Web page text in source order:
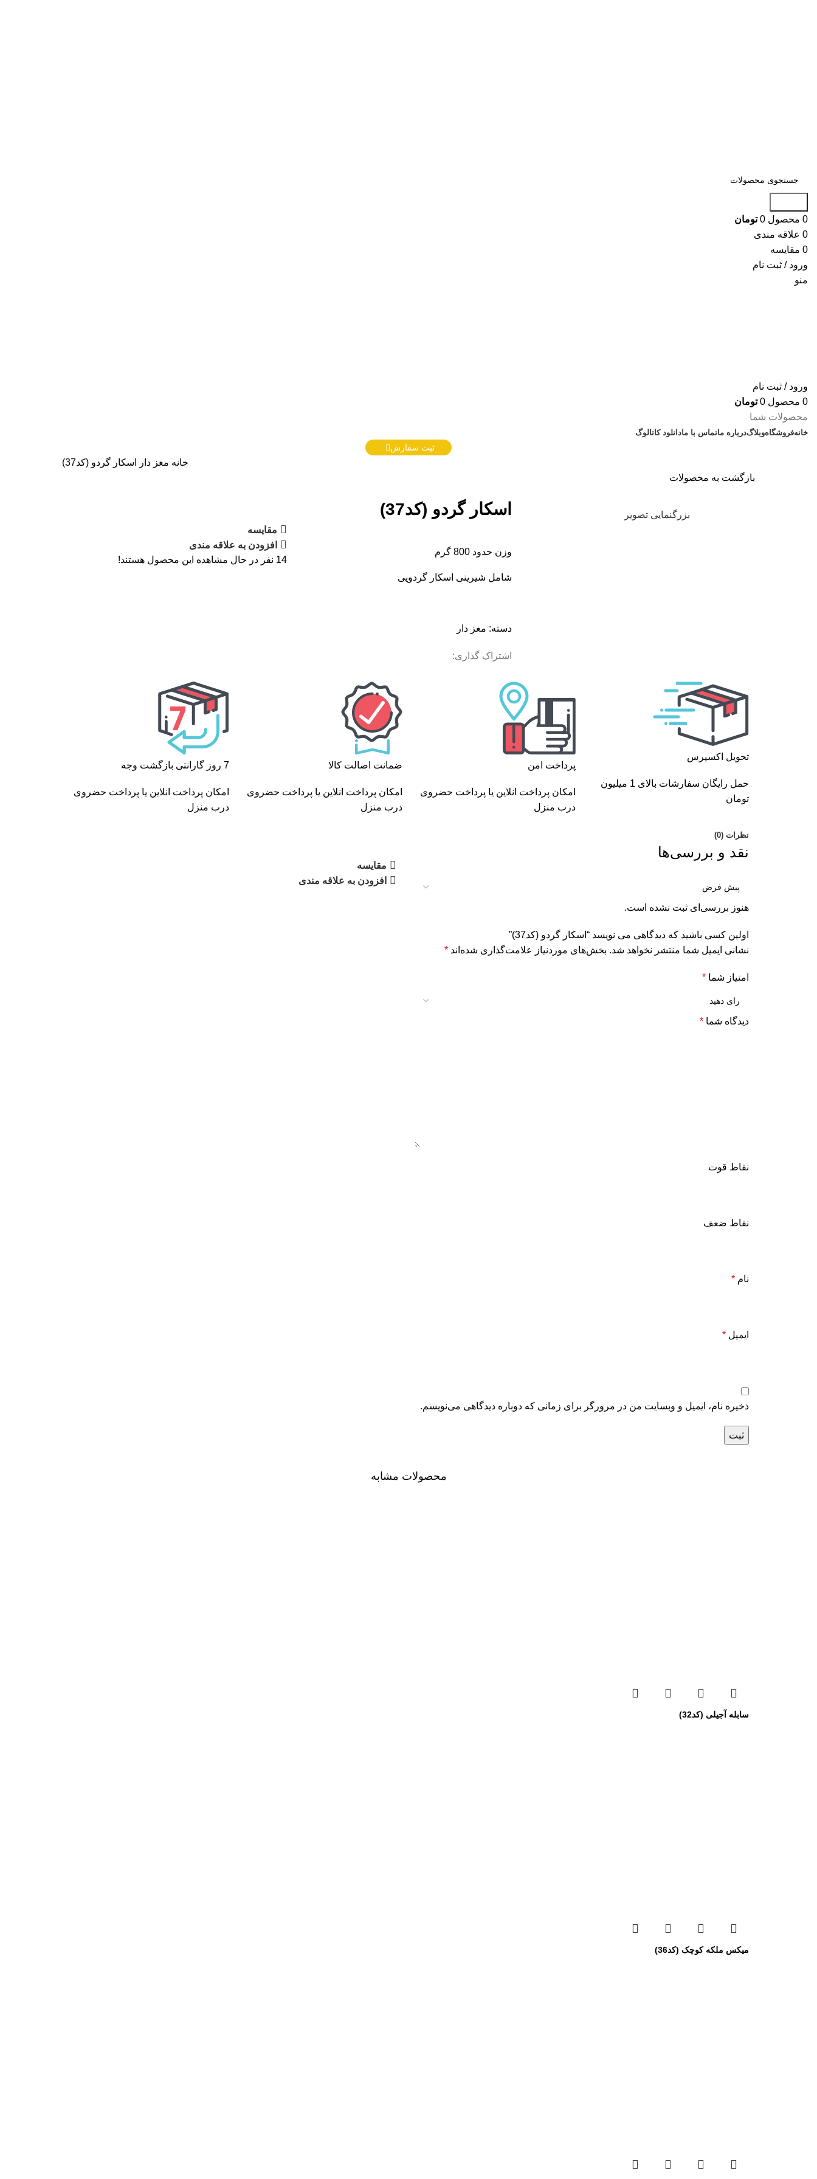
0 محصول 0 تومان
0 علاقه مندی
0 مقایسه
ورود / ثبت نام
منو
ورود / ثبت نام
0 محصول 0 تومان
محصولات شما
خانهفروشگاهوبلاگدرباره ماتماس با مادانلود کاتالوگ
ثبت سفارش
خانه مغز دار
اسکار گردو (کد37)
بازگشت به محصولات
بزرگنمایی تصویر اسکار گردو (کد37)
وزن حدود 800 گرم
شامل شیرینی اسکار گردویی
دسته: مغز دار
اشتراک گذاری:
مقایسه
افزودن به علاقه مندی
14 نفر در حال مشاهده این محصول هستند!
تحویل اکسپرس
حمل رایگان سفارشات بالای 1 میلیون
تومان
پرداخت امن
امکان پرداخت انلاین یا پرداخت حضروی
درب منزل
ضمانت اصالت کالا
امکان پرداخت انلاین یا پرداخت حضروی
درب منزل
7 روز گارانتی بازگشت وجه
امکان پرداخت انلاین یا پرداخت حضروی
درب منزل
نظرات (0)
نقد و بررسی‌ها
هنوز بررسی‌ای ثبت نشده است.
اولین کسی باشید که دیدگاهی می نویسد “اسکار گردو (کد37)”
نشانی ایمیل شما منتشر نخواهد شد. بخش‌های موردنیاز علامت‌گذاری شده‌اند *
امتیاز شما *
دیدگاه شما *
نقاط قوت
نقاط ضعف
نام *
ایمیل *
ذخیره نام، ایمیل و وبسایت من در مرورگر برای زمانی که دوباره دیدگاهی می‌نویسم.
مقایسه
افزودن به علاقه مندی
محصولات مشابه
سابله آجیلی (کد32)
میکس ملکه کوچک (کد36)